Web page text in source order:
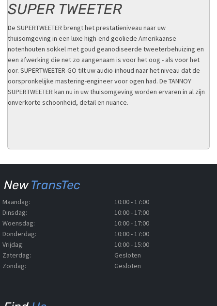
SUPER TWEETER
De SUPERTWEETER brengt het prestatieniveau naar uw
thuisomgeving in een luxe high-end geoliede Amerikaanse
notenhouten sokkel met goud geanodiseerde tweeterbehuizing en
een afwerking die net zo aangenaam is voor het oog - als voor het
oor. SUPERTWEETER-GO tilt uw audio-inhoud naar het niveau dat de
oorspronkelijke mastering-engineer voor ogen had. De TANNOY
SUPERTWEETER kan nu in uw thuisomgeving worden ervaren in al zijn
onverkorte schoonheid, detail en nuance.
NewTransTec
Maandag:
Dinsdag:
Woensdag:
Donderdag:
Vrijdag:
Zaterdag:
Zondag:
10:00 - 17:00
10:00 - 17:00
10:00 - 17:00
10:00 - 17:00
10:00 - 15:00
Gesloten
Gesloten